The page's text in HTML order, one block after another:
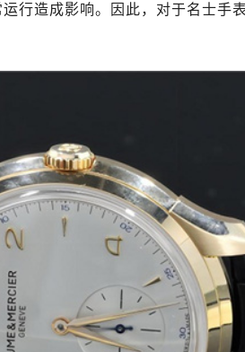
际中心写字楼8层805室（需提前预
贸易中心写字楼A座13层1304室（需
厦写字楼17层1701室（需提前预约
大厦写字楼1座30层05室（需提前预
写字楼B座11层1104室（需提前预约
写字楼15层03室（需提前预约）
中心写字楼24层2406B室（需提前预
时代广场写字楼9层902室（需提前预
号世茂环球金融中心写字楼（芙蓉广
字楼29层2905室（需提前预约）
行造成影响。因此，对于名士手